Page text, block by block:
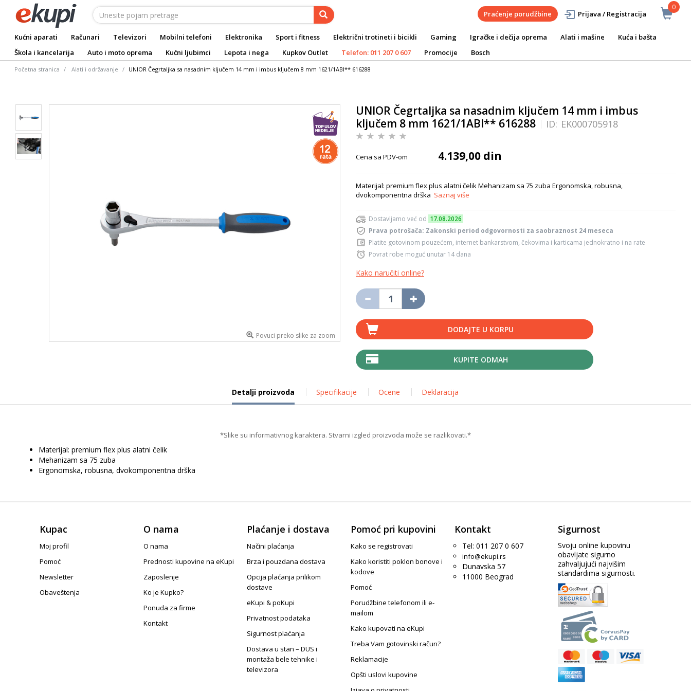
0
Praćenje porudžbine Prijava / Registracija
Kućni aparati Računari Televizori Mobilni telefoni Elektronika Sport i fitness Električni trotineti i bicikli Gaming Igračke i dečija oprema Alati i mašine
Kuća i bašta
Škola i kancelarija
Auto i moto oprema Kućni ljubimci Lepota i nega Kupkov Outlet Telefon: 011 207 0 607 Promocije Bosch
Početna stranica Alati i održavanje UNIOR Čegrtaljka sa nasadnim ključem 14 mm i imbus ključem 8 mm 1621/1ABI** 616288
Povuci preko slike za zoom
UNIOR Čegrtaljka sa nasadnim ključem 14 mm i imbus
ključem 8 mm 1621/1ABI** 616288
ID: EK000705918
Cena sa PDV-om 4.139,00 din
Materijal: premium flex plus alatni čelik Mehanizam sa 75 zuba Ergonomska, robusna,
dvokomponentna drška Saznaj više
Dostavljamo već od 17.08.2026
Prava potrošača: Zakonski period odgovornosti za saobraznost 24 meseca
Platite gotovinom pouzećem, internet bankarstvom, čekovima i karticama jednokratno i na rate
Povrat robe moguć unutar 14 dana
Kako naručiti online?
DODAJTE U KORPU
KUPITE ODMAH
Detalji proizvoda Specifikacije Ocene Deklaracija
*Slike su informativnog karaktera. Stvarni izgled proizvoda može se razlikovati.*
Materijal: premium flex plus alatni čelik
Mehanizam sa 75 zuba
Ergonomska, robusna, dvokomponentna drška
Kupac
Moj profil
Pomoć
Newsletter
Obaveštenja
O nama
O nama
Prednosti kupovine na eKupi
Zaposlenje
Ko je Kupko?
Ponuda za firme
Kontakt
Plaćanje i dostava
Načini plaćanja
Brza i pouzdana dostava
Opcija plaćanja prilikom
dostave
eKupi & poKupi
Privatnost podataka
Sigurnost plaćanja
Dostava u stan – DUS i
montaža bele tehnike i
televizora
Pomoć pri kupovini
Kako se registrovati
Kako koristiti poklon bonove i
kodove
Pomoć
Porudžbine telefonom ili e-
mailom
Kako kupovati na eKupi
Treba Vam gotovinski račun?
Reklamacije
Opšti uslovi kupovine
Kontakt
Tel: 011 207 0 607
info@ekupi.rs
Dunavska 57
11000 Beograd
Sigurnost
Svoju online kupovinu
obavljate sigurno
zahvaljujući najvišim
standardima sigurnosti.